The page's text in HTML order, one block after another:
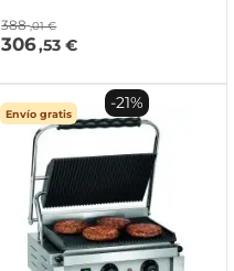
388 ,01 €
306,53 €
Envío gratis
-21%